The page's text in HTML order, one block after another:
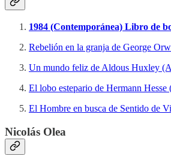
1984 (Contemporánea) Libro de
Rebelión en la granja de George
Un mundo feliz de Aldous Huxley
El lobo estepario de Hermann
El Hombre en busca de Sentido de
Nicolás Olea